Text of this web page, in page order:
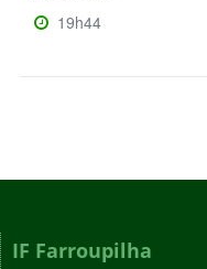
19h44
IF Farroupilha